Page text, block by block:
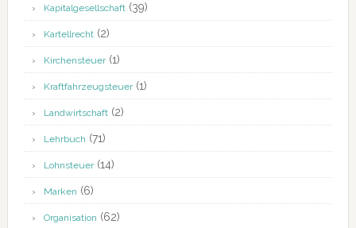
Kapitalgesellschaft(39)
Kartellrecht(2)
Kirchensteuer(1)
Kraftfahrzeugsteuer(1)
Landwirtschaft(2)
Lehrbuch (71)
Lohnsteuer(14)
Marken (6)
Organisation (62)